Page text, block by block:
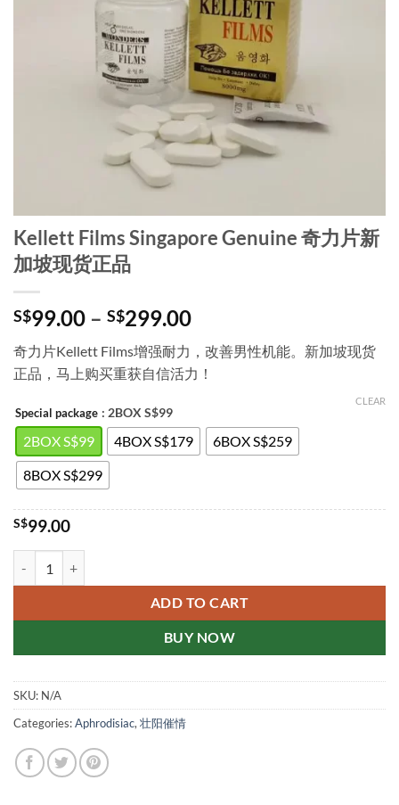
Kellett Films Singapore Genuine 奇力片新
加坡现货正品
S$99.00 – S$299.00Price
range:
S$99.00
through
奇力片Kellett Films增强耐力，改善男性机能。新加坡现货
正品，马上购买重获自信活力！
Special package : 2BOX S$99
2BOX S$99 4BOX S$179
6BOX S$259
8BOX S$299
CLEAR
S$99.00
ADD TO CART
BUY NOW
SKU: N/A
Categories:Aphrodisiac, 壮阳催情